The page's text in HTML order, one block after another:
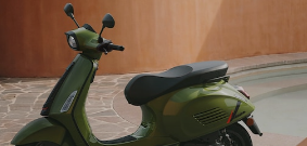
CONCEPT STORE